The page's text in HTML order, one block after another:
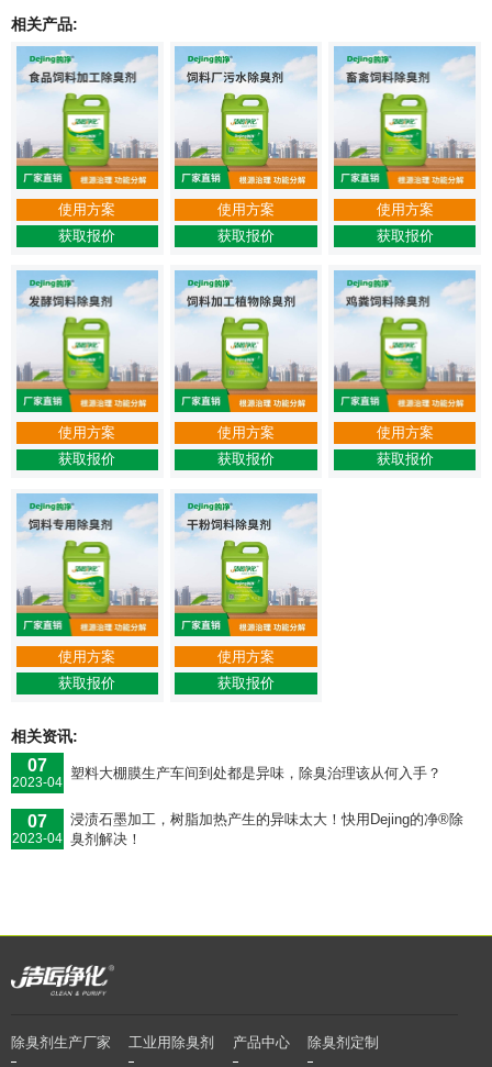
相关产品:
使用方案
获取报价
使用方案
获取报价
使用方案
获取报价
使用方案
获取报价
使用方案
获取报价
使用方案
获取报价
使用方案
获取报价
使用方案
获取报价
相关资讯:
07
2023-04
塑料大棚膜生产车间到处都是异味，除臭治理该从何入手？
07
2023-04
浸渍石墨加工，树脂加热产生的异味太大！快用Dejing的净®除
臭剂解决！
除臭剂生产厂家 工业用除臭剂 产品中心 除臭剂定制